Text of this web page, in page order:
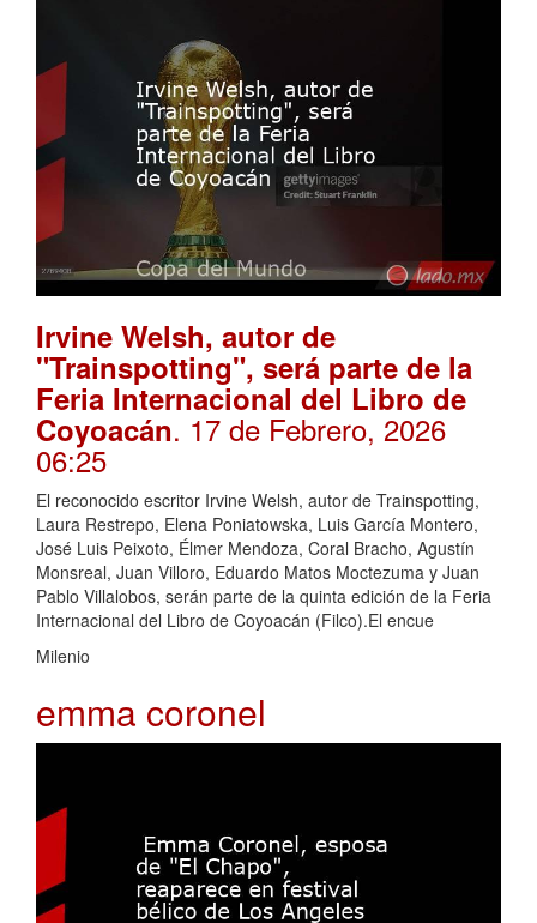
Irvine Welsh, autor de
"Trainspotting", será parte de la
Feria Internacional del Libro de
Coyoacán. 17 de Febrero, 2026
06:25
El reconocido escritor Irvine Welsh, autor de Trainspotting,
Laura Restrepo, Elena Poniatowska, Luis García Montero,
José Luis Peixoto, Élmer Mendoza, Coral Bracho, Agustín
Monsreal, Juan Villoro, Eduardo Matos Moctezuma y Juan
Pablo Villalobos, serán parte de la quinta edición de la Feria
Internacional del Libro de Coyoacán (Filco).El encue
Milenio
emma coronel